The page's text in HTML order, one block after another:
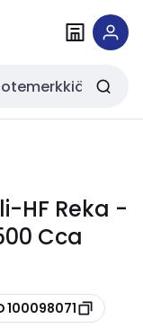
HF Reka -
Cca
100098071